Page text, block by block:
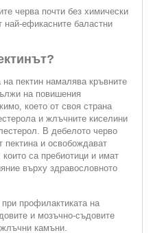
черва почти без химически
най-ефикасните баластни
пектин намалява кръвните
на повишения
което от своя страна
и жлъчните киселини
В дебелото черво
пектина и освобождават
са пребиотици и имат
върху здравословното
профилактиката на
и мозъчно-съдовите
камъни.